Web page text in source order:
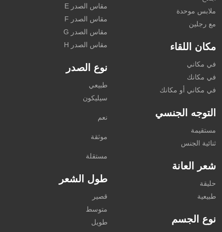
ملابس موحدة
مع رجلين
مكان اللقاء
في مكاني
في مكانك
في مكاني أو مكانك
التوجه الجنسي
مستقيمة
ثنائية الجنس
شعر العانة
حليقة
طبيعية
نوع الجسم
مقاس الصدر E
مقاس الصدر F
مقاس الصدر G
مقاس الصدر H
نوع الصدر
طبيعي
سيليكون
نعم
موثقة
مستقلة
طول الشعر
قصير
متوسط
طويل